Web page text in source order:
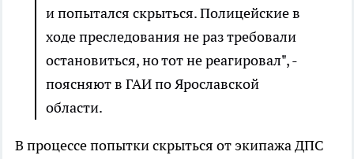
и попытался скрыться. Полицейские в
ходе преследования не раз требовали
остановиться, но тот не реагировал", -
поясняют в ГАИ по Ярославской
области.
В процессе попытки скрыться от экипажа ДПС